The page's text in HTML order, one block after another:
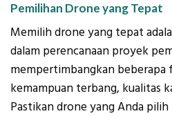
Pemilihan Drone yang Tepat
Memilih drone yang tepat
dalam perencanaan proyek
mempertimbangkan
kemampuan terbang, kualitas
Pastikan drone yang Anda